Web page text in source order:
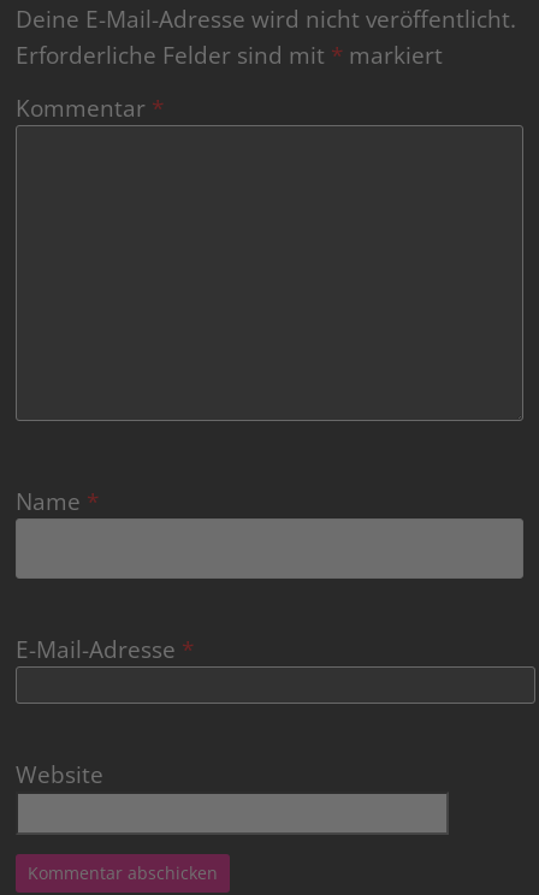
Deine E-Mail-Adresse wird nicht veröffentlicht.
Erforderliche Felder sind mit * markiert
Kommentar *
Name *
E-Mail-Adresse *
Website